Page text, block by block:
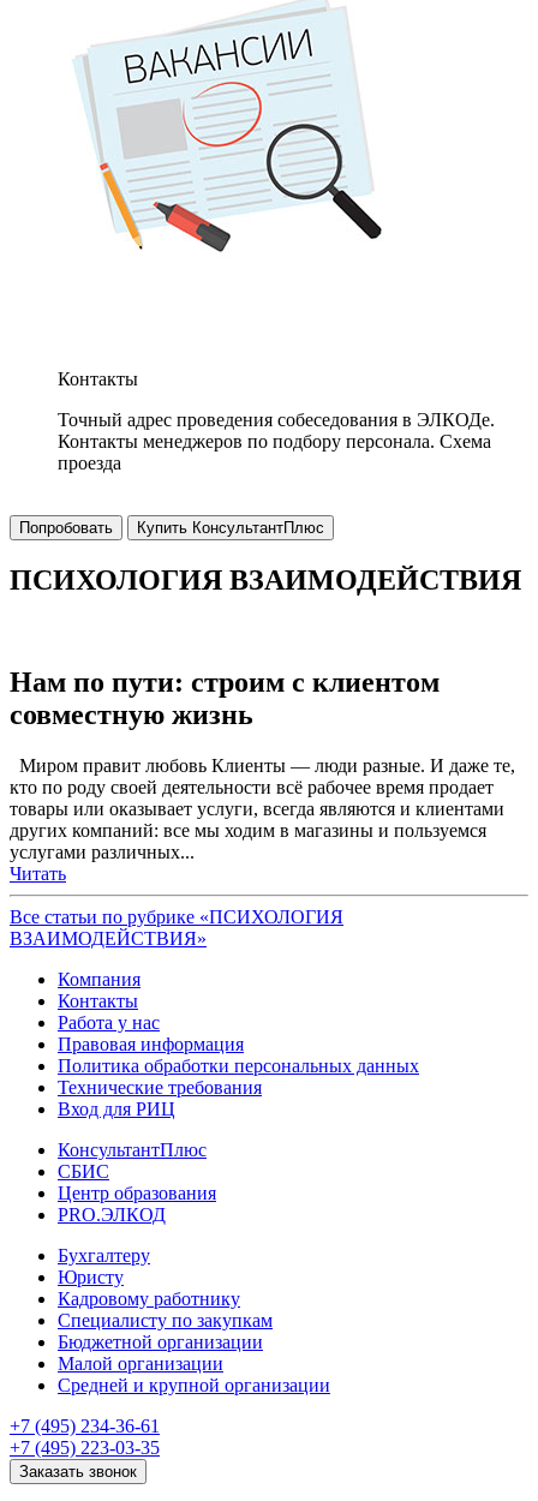
Контакты
Точный адрес проведения собеседования в ЭЛКОДе.
Контакты менеджеров по подбору персонала. Схема
проезда
Попробовать Купить КонсультантПлюс
ПСИХОЛОГИЯ ВЗАИМОДЕЙСТВИЯ
Нам по пути: строим с клиентом
совместную жизнь
Миром правит любовь Клиенты — люди разные. И даже те,
кто по роду своей деятельности всё рабочее время продает
товары или оказывает услуги, всегда являются и клиентами
других компаний: все мы ходим в магазины и пользуемся
услугами различных...
Читать
Все статьи по рубрике «ПСИХОЛОГИЯ
ВЗАИМОДЕЙСТВИЯ»
Компания
Контакты
Работа у нас
Правовая информация
Политика обработки персональных данных
Технические требования
Вход для РИЦ
КонсультантПлюс
СБИС
Центр образования
PRO.ЭЛКОД
Бухгалтеру
Юристу
Кадровому работнику
Специалисту по закупкам
Бюджетной организации
Малой организации
Средней и крупной организации
+7 (495) 234-36-61
+7 (495) 223-03-35
Заказать звонок